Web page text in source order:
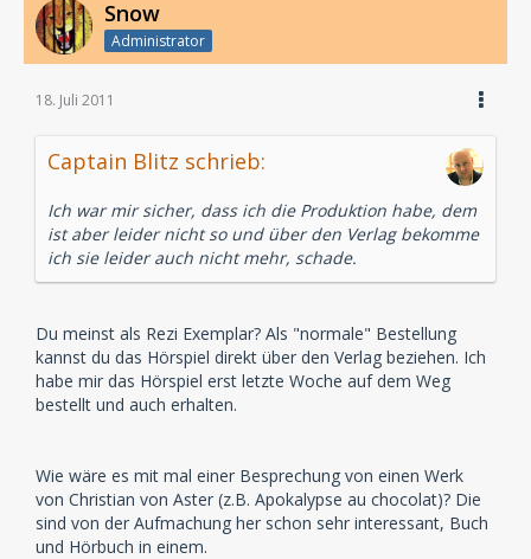
Snow
Administrator
18. Juli 2011
Captain Blitz schrieb:
Ich war mir sicher, dass ich die Produktion habe, dem
ist aber leider nicht so und über den Verlag bekomme
ich sie leider auch nicht mehr, schade.
Du meinst als Rezi Exemplar? Als "normale" Bestellung
kannst du das Hörspiel direkt über den Verlag beziehen. Ich
habe mir das Hörspiel erst letzte Woche auf dem Weg
bestellt und auch erhalten.
Wie wäre es mit mal einer Besprechung von einen Werk
von Christian von Aster (z.B. Apokalypse au chocolat)? Die
sind von der Aufmachung her schon sehr interessant, Buch
und Hörbuch in einem.